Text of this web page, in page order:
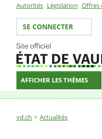
Sous-
Autorités Législation Offres
Votre identité
SE CONNECTER
AFFICHER LES THÈMES
Fil d'Ariane
vd.ch Actualités
Séance plénière du